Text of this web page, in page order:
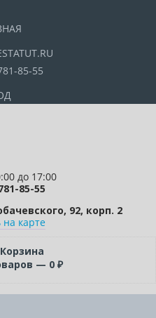
85-55
до 17:00
85-55
92, корп. 2
на карте
Корзина
— 0 ₽